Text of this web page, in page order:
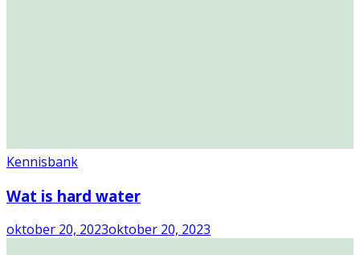
Kennisbank
Wat is hard water
oktober 20, 2023oktober 20, 2023